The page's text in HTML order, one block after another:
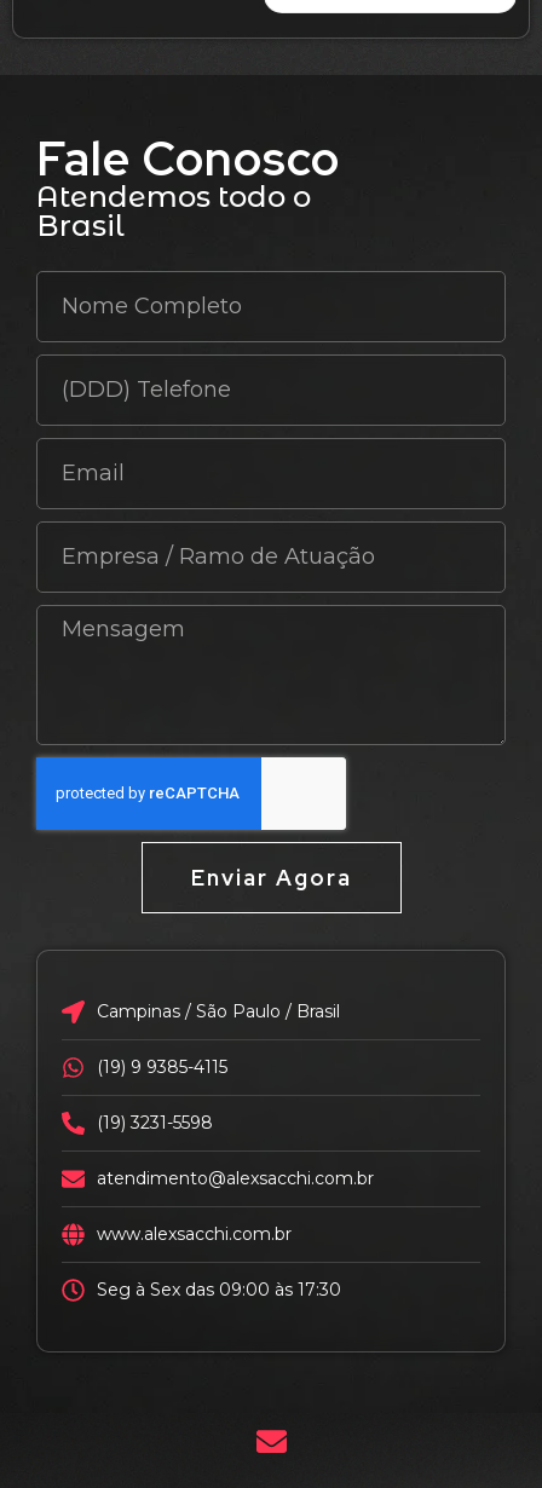
Fale Conosco
Atendemos todo o
Brasil
Enviar Agora
Campinas / São Paulo / Brasil
(19) 9 9385-4115
(19) 3231-5598
atendimento@alexsacchi.com.br
www.alexsacchi.com.br
Seg à Sex das 09:00 às 17:30